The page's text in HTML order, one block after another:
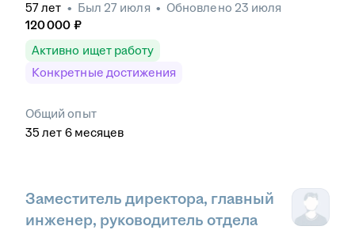
57лет • Был 27 июля • Обновлено 23 июля
120 000 ₽
Активно ищет работу
Конкретные достижения
Общий опыт
35 лет 6 месяцев
Заместитель директора, главный
инженер, руководитель отдела